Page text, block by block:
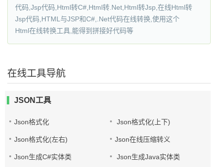
代码,Jsp代码,Html转C#,Html转.Net,Html转Jsp,在线Html转
Jsp代码,HTML与JSP和C#,.Net代码在线转换,使用这个
Html在线转换工具,能得到拼接好代码等
在线工具导航
JSON工具
Json格式化 Json格式化(上下)
Json格式化(左右) Json在线压缩转义
Json生成C#实体类 Json生成Java实体类